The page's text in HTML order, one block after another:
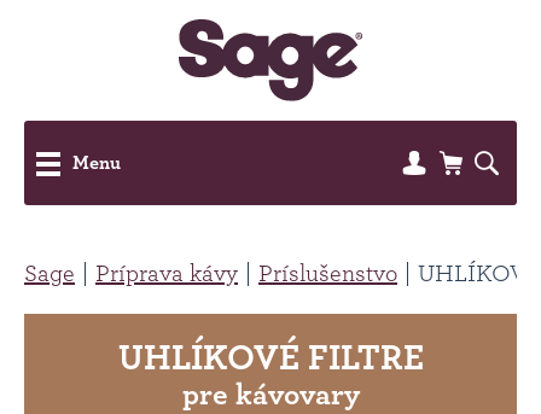
Menu
Sage Príprava kávy Príslušenstvo
UHLÍKOVÉ FILTRE
pre kávovary